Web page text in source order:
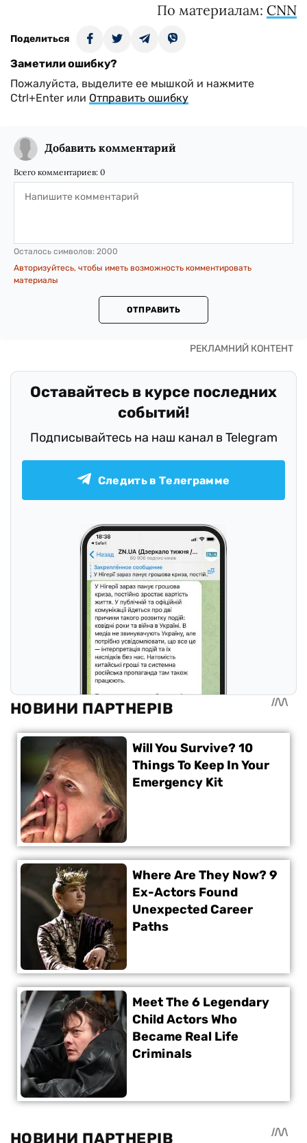
По материалам: CNN
Поделиться
Заметили ошибку?
Пожалуйста, выделите ее мышкой и нажмите
Ctrl+Enter или Отправить ошибку
Добавить комментарий
Всего комментариев: 0
Осталось символов: 2000
Авторизуйтесь, чтобы иметь возможность комментировать
материалы
ОТПРАВИТЬ
Оставайтесь в курсе последних
событий!
Подписывайтесь на наш канал в Telegram
Следить в Телеграмме